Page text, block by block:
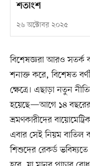
শতাংশ
২৬ অক্টোবর ২০২৫
বিশেষজ্ঞরা আরও সতর্ক
শনাক্ত করে, বিশেষত
ক্ষেত্রে। এছাড়া নতুন
হয়েছে—আগে ১৪ বছরের
ভ্রমণকারীদের
এবার সেই নিয়ম বাতিল
শিশুদের রেকর্ড ভবিষ্যতে